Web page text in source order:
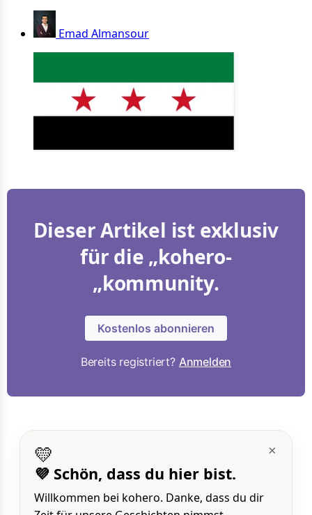
Emad Almansour
Dieser Artikel ist exklusiv
für die „kohero-
„kommunity.
Kostenlos abonnieren
Bereits registriert? Anmelden
×
💛
💜 Schön, dass du hier bist.
Willkommen bei kohero. Danke, dass du dir